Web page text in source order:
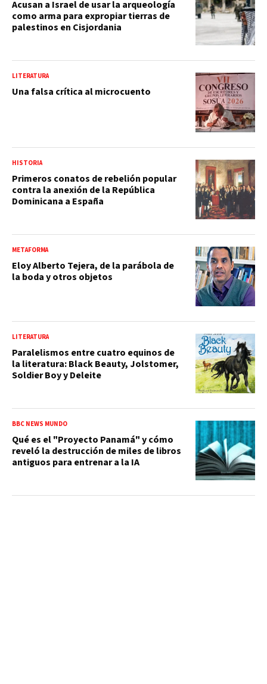
Acusan a Israel de usar la arqueología
como arma para expropiar tierras de
palestinos en Cisjordania
LITERATURA
Una falsa crítica al microcuento
HISTORIA
Primeros conatos de rebelión popular
contra la anexión de la República
Dominicana a España
METAFORMA
Eloy Alberto Tejera, de la parábola de
la boda y otros objetos
LITERATURA
Paralelismos entre cuatro equinos de
la literatura: Black Beauty, Jolstomer,
Soldier Boy y Deleite
BBC NEWS MUNDO
Qué es el "Proyecto Panamá" y cómo
reveló la destrucción de miles de libros
antiguos para entrenar a la IA